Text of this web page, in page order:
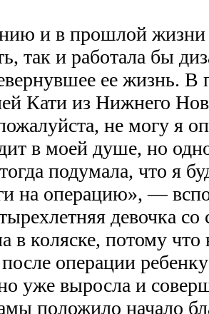
и в прошлой жизни
так и работала бы
ее жизнь. В
Кати из Нижнего
не могу я
в моей душе, но
подумала, что я
на операцию», —
девочка
в коляске, потому
операции
уже выросла и
положило начало